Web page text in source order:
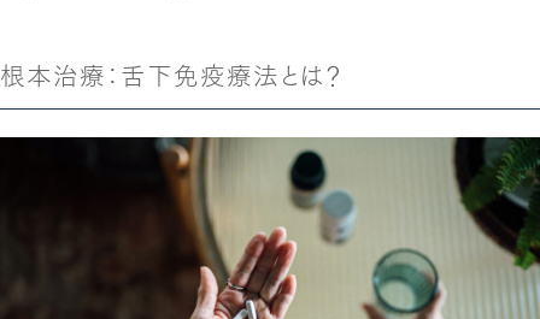
根本治療：舌下免疫療法とは？